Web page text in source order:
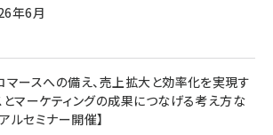
年6月
マースへの備え、売上拡大と効率化を実現す
とマーケティングの成果につなげる考え方な
ルセミナー開催】